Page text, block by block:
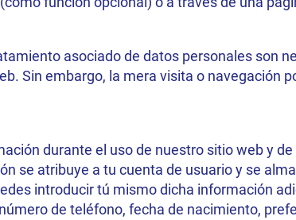
asociado de datos personales son
Sin embargo, la mera visita o navegación
durante el uso de nuestro sitio web y
se atribuye a tu cuenta de usuario y se
introducir tú mismo dicha información
de teléfono, fecha de nacimiento,